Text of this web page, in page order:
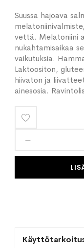
Suussa hajoava
vettä. Melatoniini
nukahtamisaikaa
vaikutuksia.
Laktoositon,
hiivaton ja
ainesosia.
toivelistaan